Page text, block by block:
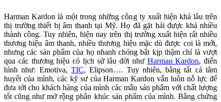
Harman Kardon là một trong những công ty xuất hiện khá lâu trên
thị trường thiết bị âm thanh tại Mỹ. Họ đã gặt hái được khá nhiều
thành công. Tuy nhiên, hiện nay trên thị trường xuất hiện rất nhiều
thương hiệu âm thanh, nhiều thương hiệu mặc dù được coi là mới,
nhưng các sản phẩm của họ nhanh chóng bắt kịp thậm chí là vượt
qua các thương hiệu có lịch sử lâu đời như Harman Kardon, điển
hình như: Emotiva, TIC, Elipson…. Tuy nhiên, bằng tất cả tâm
huyết của mình, các kỹ sư của Harman Kardon vẫn luôn nỗ lực để
đưa tới cho khách hàng của mình các mẫu sản phẩm với chất lượng
tốt cũng như mở rộng phân khúc sản phẩm của mình. Bằng chứng